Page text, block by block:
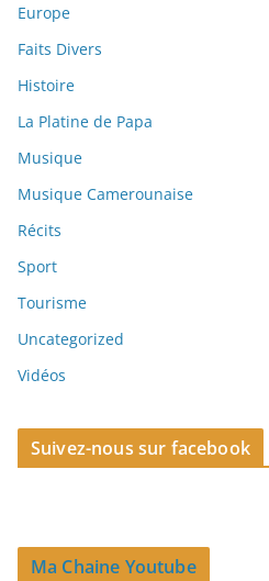
Europe
Faits Divers
Histoire
La Platine de Papa
Musique
Musique Camerounaise
Récits
Sport
Tourisme
Uncategorized
Vidéos
Suivez-nous sur facebook
Ma Chaine Youtube